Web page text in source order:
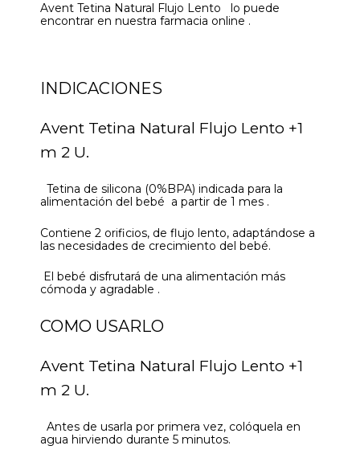
Avent Tetina Natural Flujo Lento lo puede
encontrar en nuestra farmacia online .
INDICACIONES
Avent Tetina Natural Flujo Lento +1
m 2 U.
Tetina de silicona (0%BPA) indicada para la
alimentación del bebé a partir de 1 mes .
Contiene 2 orificios, de flujo lento, adaptándose a
las necesidades de crecimiento del bebé.
El bebé disfrutará de una alimentación más
cómoda y agradable .
COMO USARLO
Avent Tetina Natural Flujo Lento +1
m 2 U.
Antes de usarla por primera vez, colóquela en
agua hirviendo durante 5 minutos.